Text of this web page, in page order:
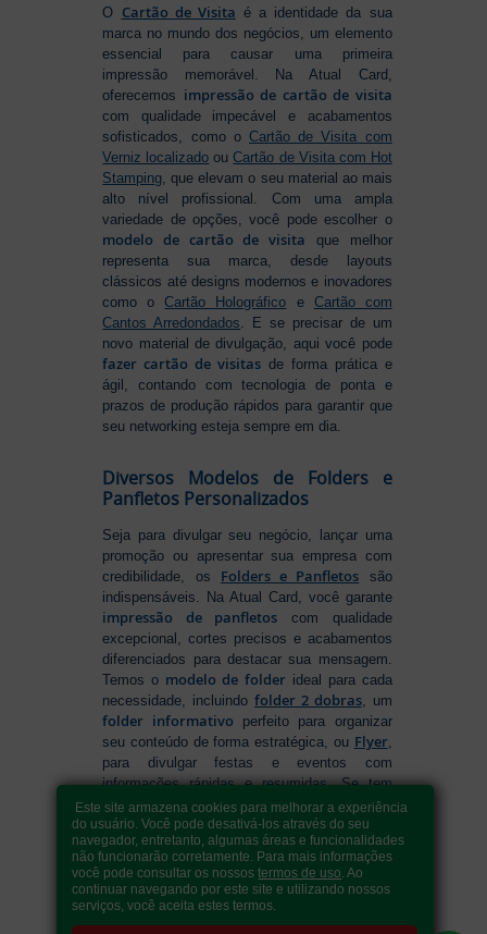
O Cartão de Visita é a identidade da sua
marca no mundo dos negócios, um elemento
essencial para causar uma primeira
impressão memorável. Na Atual Card,
oferecemos impressão de cartão de visita
com qualidade impecável e acabamentos
sofisticados, como o Cartão de Visita com
Verniz localizado ouCartão de Visita com Hot
Stamping , que elevam o seu material ao mais
alto nível profissional. Com uma ampla
variedade de opções, você pode escolher o
modelo de cartão de visita que melhor
representa sua marca, desde layouts
clássicos até designs modernos e inovadores
como oCartão Holográfico e Cartão com
Cantos Arredondados . E se precisar de um
novo material de divulgação, aqui você pode
fazer cartão de visitas de forma prática e
ágil, contando com tecnologia de ponta e
prazos de produção rápidos para garantir que
seu networking esteja sempre em dia.
Diversos Modelos de Folders e
Panfletos Personalizados
Seja para divulgar seu negócio, lançar uma
promoção ou apresentar sua empresa com
credibilidade, os Folders e Panfletos são
indispensáveis. Na Atual Card, você garante
impressão de panfletos com qualidade
excepcional, cortes precisos e acabamentos
diferenciados para destacar sua mensagem.
Temos o modelo de folder ideal para cada
necessidade, incluindofolder 2 dobras, um
folder informativo perfeito para organizar
seu conteúdo de forma estratégica, ou Flyer,
para divulgar festas e eventos com
informações rápidas e resumidas. Se tem
dúvidas sobrecomo fazer folders, conte
com nossa variedade de formatos e opções
para criar um material que realmente se
destaca. Produção ágil, entrega rápida e
qualidade garantida para levar sua
comunicação a outro nível!
Este site armazena cookies para melhorar a experiência
do usuário. Você pode desativá-los através do seu
navegador, entretanto, algumas áreas e funcionalidades
não funcionarão corretamente. Para mais informações
você pode consultar os nossostermos de uso. Ao
continuar navegando por este site e utilizando nossos
serviços, você aceita estes termos.